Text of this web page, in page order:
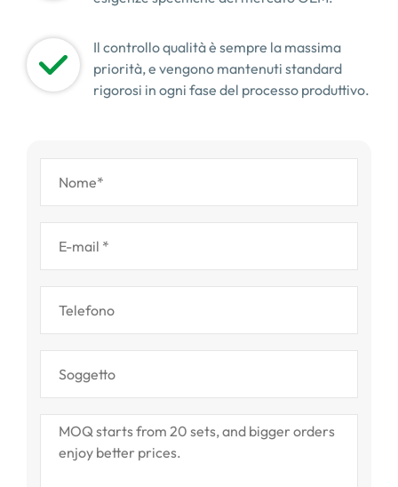
Il controllo qualità è sempre la massima
priorità, e vengono mantenuti standard
rigorosi in ogni fase del processo produttivo.